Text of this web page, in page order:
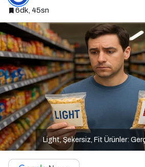
6dk, 45sn
Light, Şekersiz, Fit Ürünler: